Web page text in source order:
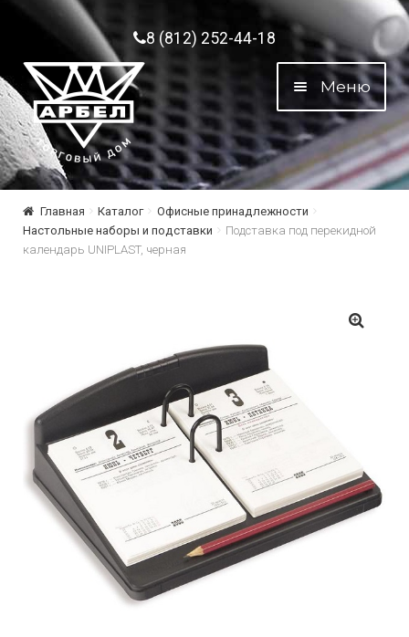
Перейти к навигации
Перейти к содержимому8 (812) 252-44-18
Меню
Главная Каталог
Офисные принадлежности
Настольные наборы и подставки
Подставка под перекидной
календарь UNIPLAST, черная